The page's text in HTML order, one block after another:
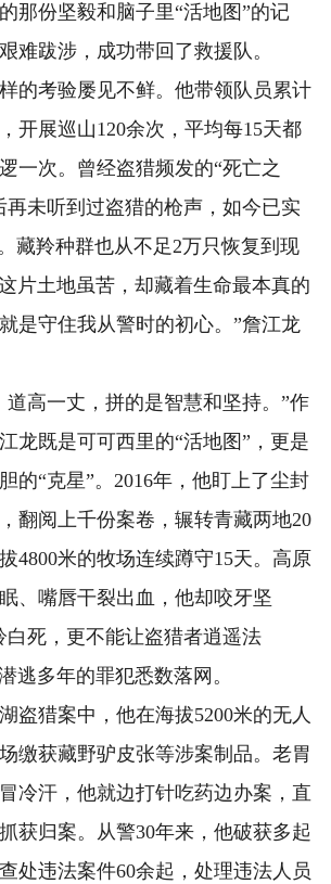
那份坚毅和脑子里“活地图”的记
难跋涉，成功带回了救援队。
考验屡见不鲜。他带领队员累计
开展巡山120余次，平均每15天都
一次。曾经盗猎频发的“死亡之
再未听到过盗猎的枪声，如今已实
藏羚种群也从不足2万只恢复到现
片土地虽苦，却藏着生命最本真的
是守住我从警时的初心。”詹江龙
高一丈，拼的是智慧和坚持。”作
龙既是可可西里的“活地图”，更是
的“克星”。2016年，他盯上了尘封
翻阅上千份案卷，辗转青藏两地20
4800米的牧场连续蹲守15天。高原
、嘴唇干裂出血，他却咬牙坚
白死，更不能让盗猎者逍遥法
逃多年的罪犯悉数落网。
猎案中，他在海拔5200米的无人
缴获藏野驴皮张等涉案制品。老胃
冷汗，他就边打针吃药边办案，直
获归案。从警30年来，他破获多起
处违法案件60余起，处理违法人员